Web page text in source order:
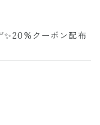
クーポン配布